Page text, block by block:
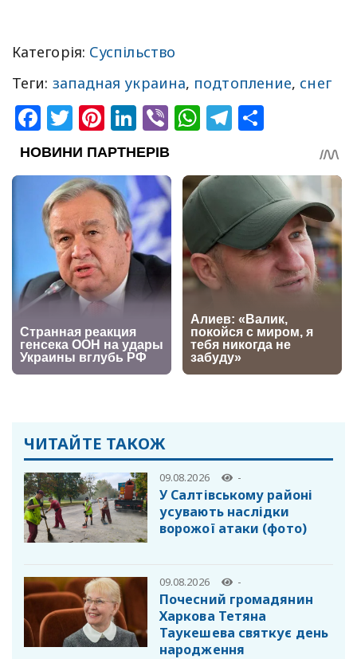
Категорія: Суспільство
Теги: западная украина, подтопление, снег
Facebook
Twitter
Pinterest
LinkedIn
ViberWhatsApp
Telegram
ЧИТАЙТЕ ТАКОЖ
09.08.2026 -
У Салтівському районі
усувають наслідки
ворожої атаки (фото)
09.08.2026 -
Почесний громадянин
Харкова Тетяна
Таукешева святкує день
народження